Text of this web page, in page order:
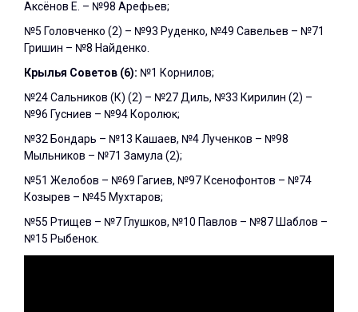
Аксёнов Е. – №98 Арефьев;
№5 Головченко (2) – №93 Руденко, №49 Савельев – №71
Гришин – №8 Найденко.
Крылья Советов (6): №1 Корнилов;
№24 Сальников (К) (2) – №27 Диль, №33 Кирилин (2) –
№96 Гусниев – №94 Королюк;
№32 Бондарь – №13 Кашаев, №4 Лученков – №98
Мыльников – №71 Замула (2);
№51 Желобов – №69 Гагиев, №97 Ксенофонтов – №74
Козырев – №45 Мухтаров;
№55 Ртищев – №7 Глушков, №10 Павлов – №87 Шаблов –
№15 Рыбенок.